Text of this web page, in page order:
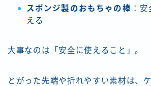
スポンジ製のおもちゃの棒 ：
える
大事なのは「安全に使えること」。
とがった先端や折れやすい素材は、